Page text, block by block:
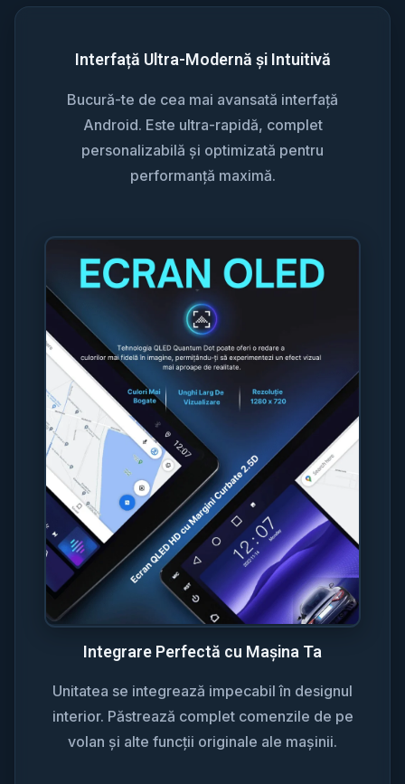
Interfață Ultra-Modernă și Intuitivă
Bucură-te de cea mai avansată interfață
Android. Este ultra-rapidă, complet
personalizabilă și optimizată pentru
performanță maximă.
Integrare Perfectă cu Mașina Ta
Unitatea se integrează impecabil în designul
interior. Păstrează complet comenzile de pe
volan și alte funcții originale ale mașinii.